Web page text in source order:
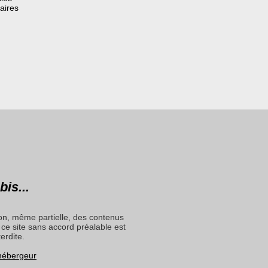
même partielle, des contenus
site sans accord préalable est